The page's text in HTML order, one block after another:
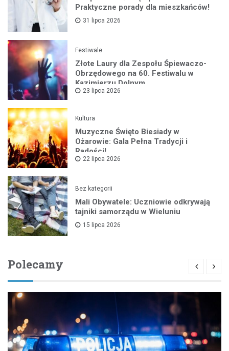
Praktyczne porady dla mieszkańców!
31 lipca 2026
Festiwale
Złote Laury dla Zespołu Śpiewaczo-
Obrzędowego na 60. Festiwalu w
Kazimierzu Dolnym
23 lipca 2026
Kultura
Muzyczne Święto Biesiady w
Ożarowie: Gala Pełna Tradycji i
Radości!
22 lipca 2026
Bez kategorii
Mali Obywatele: Uczniowie odkrywają
tajniki samorządu w Wieluniu
15 lipca 2026
Polecamy